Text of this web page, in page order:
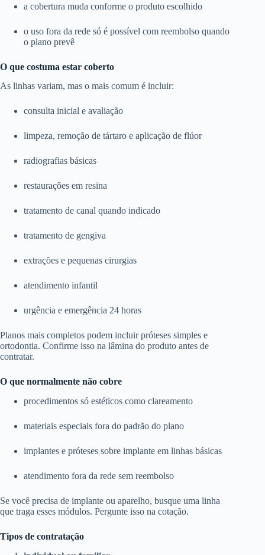
a cobertura muda conforme o produto escolhido
o uso fora da rede só é possível com reembolso quando
o plano prevê
O que costuma estar coberto
As linhas variam, mas o mais comum é incluir:
consulta inicial e avaliação
limpeza, remoção de tártaro e aplicação de flúor
radiografias básicas
restaurações em resina
tratamento de canal quando indicado
tratamento de gengiva
extrações e pequenas cirurgias
atendimento infantil
urgência e emergência 24 horas
Planos mais completos podem incluir próteses simples e
ortodontia. Confirme isso na lâmina do produto antes de
contratar.
O que normalmente não cobre
procedimentos só estéticos como clareamento
materiais especiais fora do padrão do plano
implantes e próteses sobre implante em linhas básicas
atendimento fora da rede sem reembolso
Se você precisa de implante ou aparelho, busque uma linha
que traga esses módulos. Pergunte isso na cotação.
Tipos de contratação